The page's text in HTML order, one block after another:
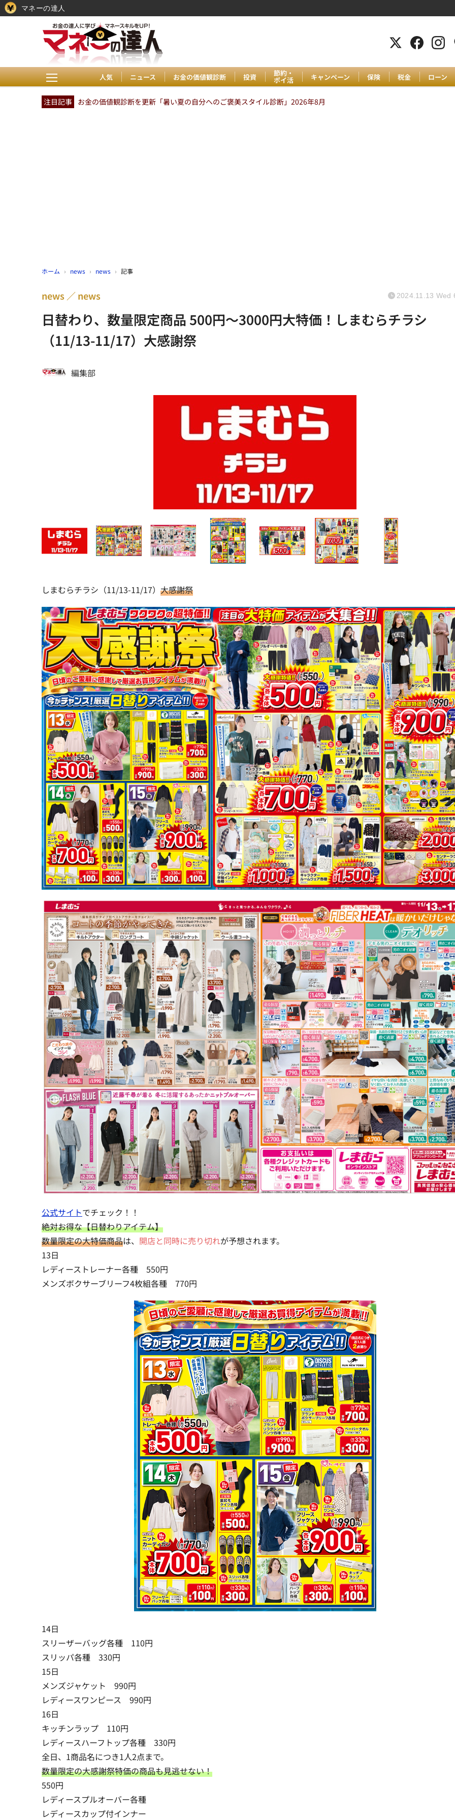
人気 ニュース お金の価値観診断 投資 節約・
ポイ活 キャンペーン 保険 税金 ローン
注目記事 お金の価値観診断を更新「暑い夏の自分へのご褒美スタイル診断」2026年8月
ホーム › news › news › 記事
日替わり、数量限定商品 500円～3000円大特価！しまむらチラシ
（11/13-11/17）大感謝祭
news news 2024.11.13 Wed
編集部
しまむらチラシ（11/13-11/17） 大感謝祭
公式サイトでチェック！！
絶対お得な【日替わりアイテム】
数量限定の大特価商品は、 開店と同時に売り切れが予想されます。
13日
レディーストレーナー各種 550円
メンズボクサーブリーフ4枚組各種 770円
14日
スリーザーバッグ各種 110円
スリッパ各種 330円
15日
メンズジャケット 990円
レディースワンピース 990円
16日
キッチンラップ 110円
レディースハーフトップ各種 330円
全日、1商品名につき1人2点まで。
数量限定の大感謝祭特価の商品も見逃せない！
550円
レディースプルオーバー各種
レディースカップ付インナー
マネーの達人